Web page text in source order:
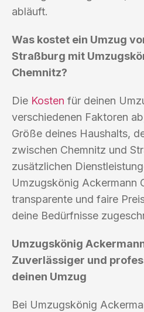
abläuft.
Was kostet ein Umzug
Straßburg mit
Chemnitz?
Die Kosten für deinen
verschiedenen Faktoren
Größe deines Haushalts,
zwischen Chemnitz und
zusätzlichen
Umzugskönig Ackermann
transparente und faire
deine Bedürfnisse
Umzugskönig
Zuverlässiger und
deinen Umzug
Bei Umzugskönig